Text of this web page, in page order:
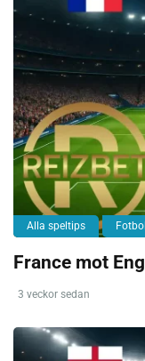
Alla speltips
France mot
3 veckor sedan